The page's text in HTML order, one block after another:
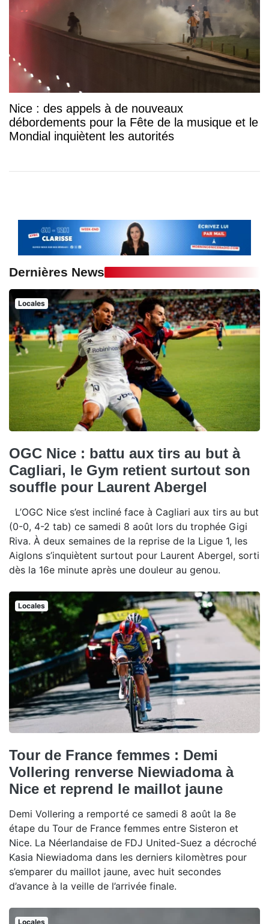
Nice : des appels à de nouveaux
débordements pour la Fête de la musique et le
Mondial inquiètent les autorités
Dernières News
Locales
OGC Nice : battu aux tirs au but à
Cagliari, le Gym retient surtout son
souffle pour Laurent Abergel
L’OGC Nice s’est incliné face à Cagliari aux tirs au but
(0-0, 4-2 tab) ce samedi 8 août lors du trophée Gigi
Riva. À deux semaines de la reprise de la Ligue 1, les
Aiglons s’inquiètent surtout pour Laurent Abergel, sorti
dès la 16e minute après une douleur au genou.
Locales
Tour de France femmes : Demi
Vollering renverse Niewiadoma à
Nice et reprend le maillot jaune
Demi Vollering a remporté ce samedi 8 août la 8e
étape du Tour de France femmes entre Sisteron et
Nice. La Néerlandaise de FDJ United-Suez a décroché
Kasia Niewiadoma dans les derniers kilomètres pour
s’emparer du maillot jaune, avec huit secondes
d’avance à la veille de l’arrivée finale.
Locales